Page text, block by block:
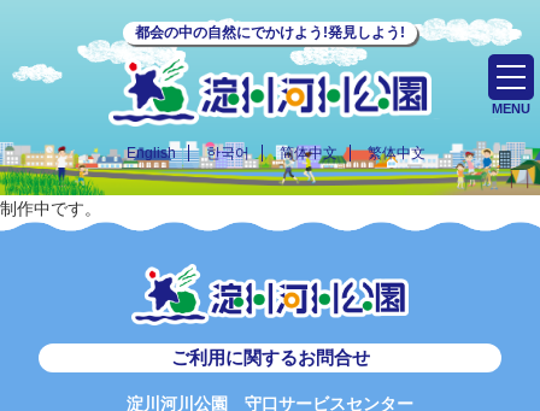
都会の中の自然にでかけよう!発見しよう!
English 한국어 简体中文 繁体中文
MENU
制作中です。
ご利用に関するお問合せ
淀川河川公園 守口サービスセンター